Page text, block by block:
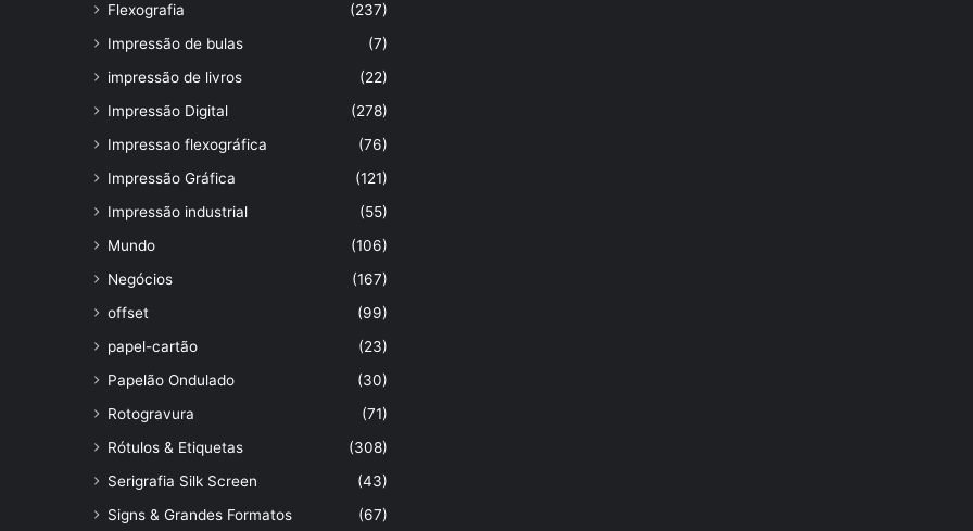
Flexografia
(237)
Impressão de bulas
(7)
impressão de livros
(22)
Impressão Digital
(278)
Impressao flexográfica
(76)
Impressão Gráfica
(121)
Impressão industrial
(55)
Mundo
(106)
Negócios
(167)
offset
(99)
papel-cartão
(23)
Papelão Ondulado
(30)
Rotogravura
(71)
Rótulos & Etiquetas
(308)
Serigrafia Silk Screen
(43)
Signs & Grandes Formatos
(67)